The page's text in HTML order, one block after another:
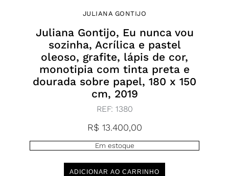
JULIANA GONTIJO
Juliana Gontijo, Eu nunca vou
sozinha, Acrílica e pastel
oleoso, grafite, lápis de cor,
monotipia com tinta preta e
dourada sobre papel, 180 x 150
cm, 2019
REF: 1380
R$ 13.400,00
Em estoque
ADICIONAR AO CARRINHO